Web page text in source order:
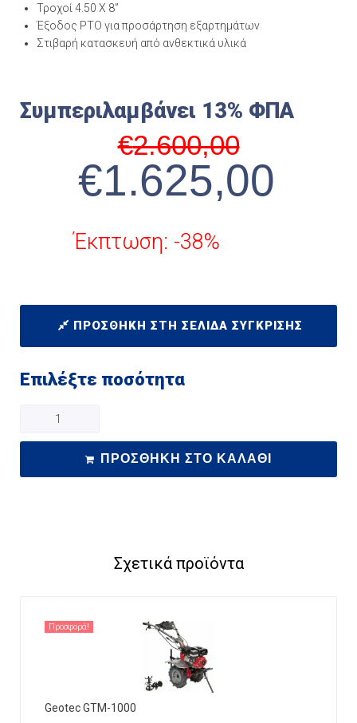
Τροχοί 4.50 Χ 8”
Έξοδος PTO για προσάρτηση εξαρτημάτων
Στιβαρή κατασκευή από ανθεκτικά υλικά
Συμπεριλαμβάνει 13% ΦΠΑ
€2.600,00
€1.625,00
Έκπτωση: -38%
ΠΡΟΣΘΉΚΗ ΣΤΗ ΣΕΛΊΔΑ ΣΎΓΚΡΙΣΗΣ
Επιλέξτε ποσότητα
ΠΡΟΣΘΉΚΗ ΣΤΟ ΚΑΛΆΘΙ
Σχετικά προϊόντα
Προσφορά!
Geotec GTM-1000